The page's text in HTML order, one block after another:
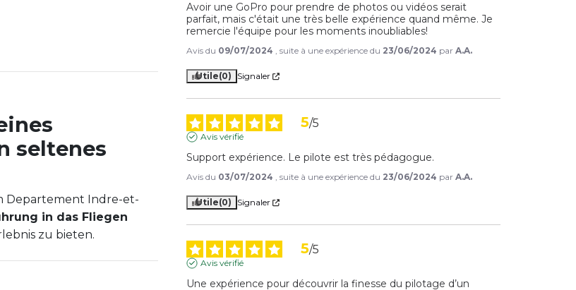
Avoir une GoPro pour prendre de photos ou vidéos serait
parfait, mais c'était une très belle expérience quand même. Je
remercie l'équipe pour les moments inoubliables!
Avis du 09/07/2024 , suite à une expérience du 23/06/2024 par A.A.
Utile(0) Signaler
5/5
Avis vérifié
Support expérience. Le pilote est très pédagogue.
Avis du 03/07/2024 , suite à une expérience du 23/06/2024 par A.A.
Utile(0) Signaler
5/5
Avis vérifié
Une expérience pour découvrir la finesse du pilotage d’un
seltenes
Departement Indre-et-
in das Fliegen
zu bieten.